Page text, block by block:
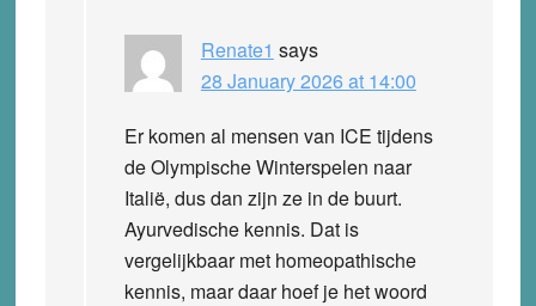
Renate1 says
28 January 2026 at 14:00
Er komen al mensen van ICE tijdens
de Olympische Winterspelen naar
Italië, dus dan zijn ze in de buurt.
Ayurvedische kennis. Dat is
vergelijkbaar met homeopathische
kennis, maar daar hoef je het woord